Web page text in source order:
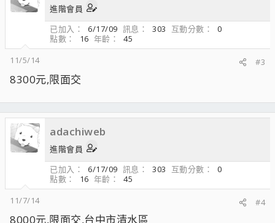
進階會員
已加入
6/17/09 訊息 303 互動分數
0
點數
16 年齡
45
11/5/14
#3
8300元,限面交
adachiweb
進階會員
已加入
6/17/09 訊息 303 互動分數
0
點數
16 年齡
45
11/7/14
#4
8000元,限面交,台中市清水區